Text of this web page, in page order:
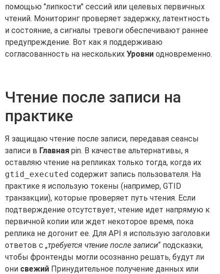
помощью "липкости" сессий или целевых первичных
чтений. Мониторинг проверяет задержку, латентность
и состояние, а сигналы тревоги обеспечивают раннее
предупреждение. Вот как я поддерживаю
согласованность на нескольких Уровни одновременно.
Чтение после записи на
практике
Я защищаю чтение после записи, передавая сеансы
записи в Главная pin. В качестве альтернативы, я
оставляю чтение на репликах только тогда, когда их
gtid_executed содержит запись пользователя. На
практике я использую токены (например, GTID
транзакции), которые проверяет путь чтения. Если
подтверждение отсутствует, чтение идет напрямую к
первичной копии или ждет некоторое время, пока
реплика не догонит ее. Для API я использую заголовки
ответов с „требуется чтение после записи“ подсказки,
чтобы фронтенды могли осознанно решать, будут ли
они свежий Принудительное получение данных или